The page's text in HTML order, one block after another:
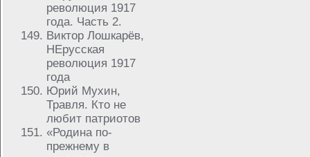
революция 1917
года. Часть 2.
Виктор Лошкарёв,
НЕрусская
революция 1917
года
Юрий Мухин,
Травля. Кто не
любит патриотов
«Родина по-
прежнему в